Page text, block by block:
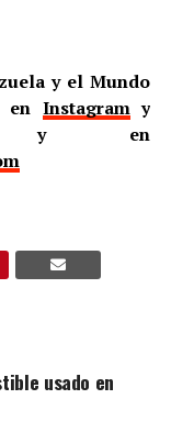
y el Mundo
en Instagramy
en
usado en